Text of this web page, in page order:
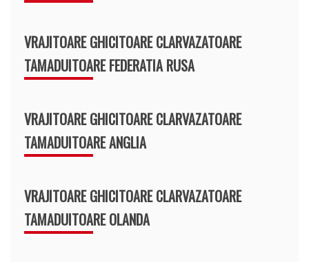
VRAJITOARE GHICITOARE CLARVAZATOARE
TAMADUITOARE FEDERATIA RUSA
VRAJITOARE GHICITOARE CLARVAZATOARE
TAMADUITOARE ANGLIA
VRAJITOARE GHICITOARE CLARVAZATOARE
TAMADUITOARE OLANDA